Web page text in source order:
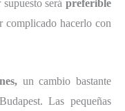
será preferible
complicado hacerlo con
un cambio bastante
Las pequeñas